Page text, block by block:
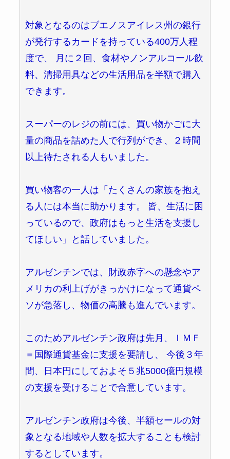
対象となるのはブエノスアイレス州の銀行
が発行するカードを持っている400万人程
度で、 月に２回、食材やノンアルコール飲
料、清掃用具などの生活用品を半額で購入
できます。
スーパーのレジの前には、買い物かごに大
量の商品を詰めた人で行列ができ、２時間
以上待たされる人もいました。
買い物客の一人は「たくさんの家族を抱え
る人には本当に助かります。 皆、生活に困
っているので、政府はもっと生活を支援し
てほしい」と話していました。
アルゼンチンでは、財政赤字への懸念やア
メリカの利上げがきっかけになって通貨ペ
ソが急落し、物価の高騰も進んでいます。
このためアルゼンチン政府は先月、ＩＭＦ
＝国際通貨基金に支援を要請し、 今後３年
間、日本円にしておよそ５兆5000億円規模
の支援を受けることで合意しています。
アルゼンチン政府は今後、半額セールの対
象となる地域や人数を拡大することも検討
するとしています。